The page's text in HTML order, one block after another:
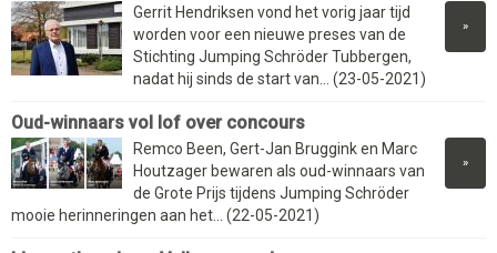
»
Gerrit Hendriksen vond het vorig jaar tijd
worden voor een nieuwe preses van de
Stichting Jumping Schröder Tubbergen,
nadat hij sinds de start van... (23-05-2021)
Oud-winnaars vol lof over concours
»
Remco Been, Gert-Jan Bruggink en Marc
Houtzager bewaren als oud-winnaars van
de Grote Prijs tijdens Jumping Schröder
mooie herinneringen aan het... (22-05-2021)